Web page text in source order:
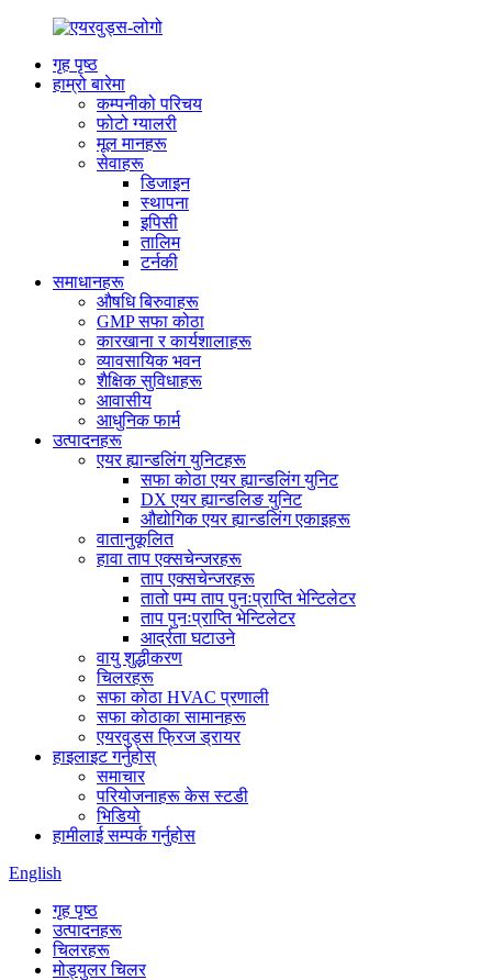
गृह पृष्ठ
हाम्रो बारेमा
कम्पनीको परिचय
फोटो ग्यालरी
मूल मानहरू
सेवाहरू
डिजाइन
स्थापना
इपिसी
तालिम
टर्नकी
समाधानहरू
औषधि बिरुवाहरू
GMP सफा कोठा
कारखाना र कार्यशालाहरू
व्यावसायिक भवन
शैक्षिक सुविधाहरू
आवासीय
आधुनिक फार्म
उत्पादनहरू
एयर ह्यान्डलिंग युनिटहरू
सफा कोठा एयर ह्यान्डलिंग युनिट
DX एयर ह्यान्डलिङ युनिट
औद्योगिक एयर ह्यान्डलिंग एकाइहरू
वातानुकूलित
हावा ताप एक्सचेन्जरहरू
ताप एक्सचेन्जरहरू
तातो पम्प ताप पुनःप्राप्ति भेन्टिलेटर
ताप पुनःप्राप्ति भेन्टिलेटर
आर्द्रता घटाउने
वायु शुद्धीकरण
चिलरहरू
सफा कोठा HVAC प्रणाली
सफा कोठाका सामानहरू
एयरवुड्स फ्रिज ड्रायर
हाइलाइट गर्नुहोस्
समाचार
परियोजनाहरू केस स्टडी
भिडियो
हामीलाई सम्पर्क गर्नुहोस
English
गृह पृष्ठ
उत्पादनहरू
चिलरहरू
मोड्युलर चिलर